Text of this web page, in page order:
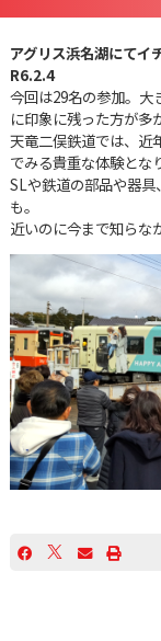
アグリス浜名湖にてイ
R6.2.4
今回は29名の参加。大
に印象に残った方が多
天竜二俣鉄道では、近
でみる貴重な体験とな
SLや鉄道の部品や器
も。
近いのに今まで知らな